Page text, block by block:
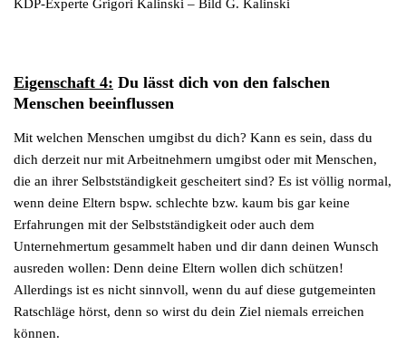
KDP-Experte Grigori Kalinski – Bild G. Kalinski
Eigenschaft 4: Du lässt dich von den falschen
Menschen beeinflussen
Mit welchen Menschen umgibst du dich? Kann es sein, dass du
dich derzeit nur mit Arbeitnehmern umgibst oder mit Menschen,
die an ihrer Selbstständigkeit gescheitert sind? Es ist völlig normal,
wenn deine Eltern bspw. schlechte bzw. kaum bis gar keine
Erfahrungen mit der Selbstständigkeit oder auch dem
Unternehmertum gesammelt haben und dir dann deinen Wunsch
ausreden wollen: Denn deine Eltern wollen dich schützen!
Allerdings ist es nicht sinnvoll, wenn du auf diese gutgemeinten
Ratschläge hörst, denn so wirst du dein Ziel niemals erreichen
können.